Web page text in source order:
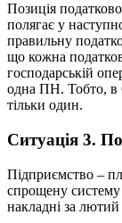
Позиція
полягає у
правильну
що кожна
господарській
одна ПН. Тобто, в
тільки один.
Ситуація 3.
Підприємство –
спрощену систему
накладні за лютий